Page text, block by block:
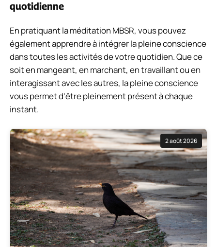
quotidienne
En pratiquant la méditation MBSR, vous pouvez
également apprendre à intégrer la pleine conscience
dans toutes les activités de votre quotidien. Que ce
soit en mangeant, en marchant, en travaillant ou en
interagissant avec les autres, la pleine conscience
vous permet d’être pleinement présent à chaque
instant.
2 août 2026